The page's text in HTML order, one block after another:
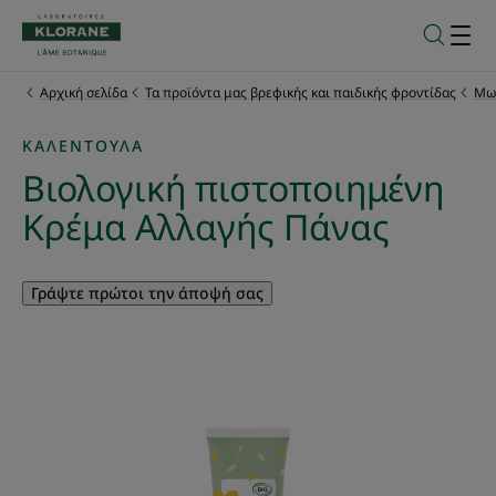
Αρχική σελίδα Τα προϊόντα μας βρεφικής και παιδικής φροντίδας
ΚΑΛΈΝΤΟΥΛΑ
Βιολογική πιστοποιημένη
Κρέμα Αλλαγής Πάνας
Γράψτε πρώτοι την άποψή σας